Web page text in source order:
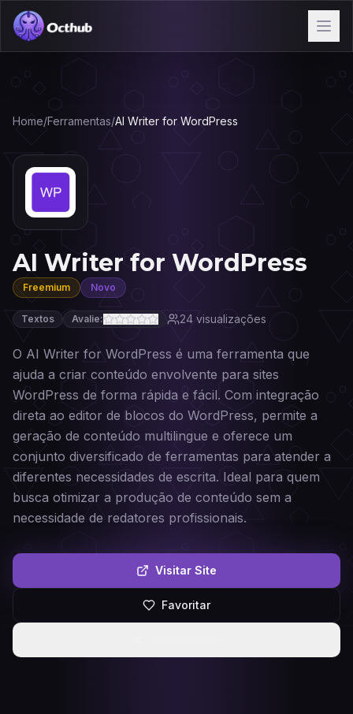
Home/Ferramentas/AI Writer for WordPress
AI Writer for WordPress
Freemium Novo
Textos Avalie: 24 visualizações
O AI Writer for WordPress é uma ferramenta que
ajuda a criar conteúdo envolvente para sites
WordPress de forma rápida e fácil. Com integração
direta ao editor de blocos do WordPress, permite a
geração de conteúdo multilingue e oferece um
conjunto diversificado de ferramentas para atender a
diferentes necessidades de escrita. Ideal para quem
busca otimizar a produção de conteúdo sem a
necessidade de redatores profissionais.
Visitar Site
Favoritar